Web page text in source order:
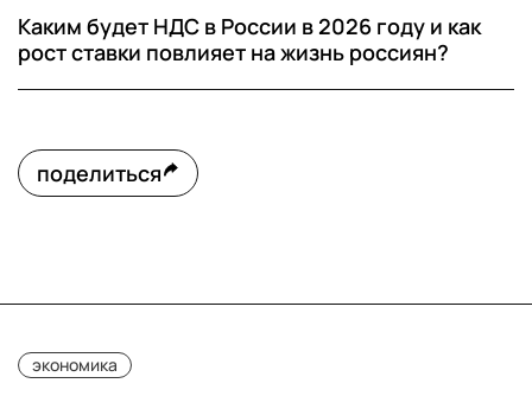
Каким будет НДС в России в 2026 году и как
рост ставки повлияет на жизнь россиян?
поделиться
экономика